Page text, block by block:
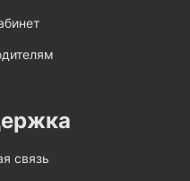
связь